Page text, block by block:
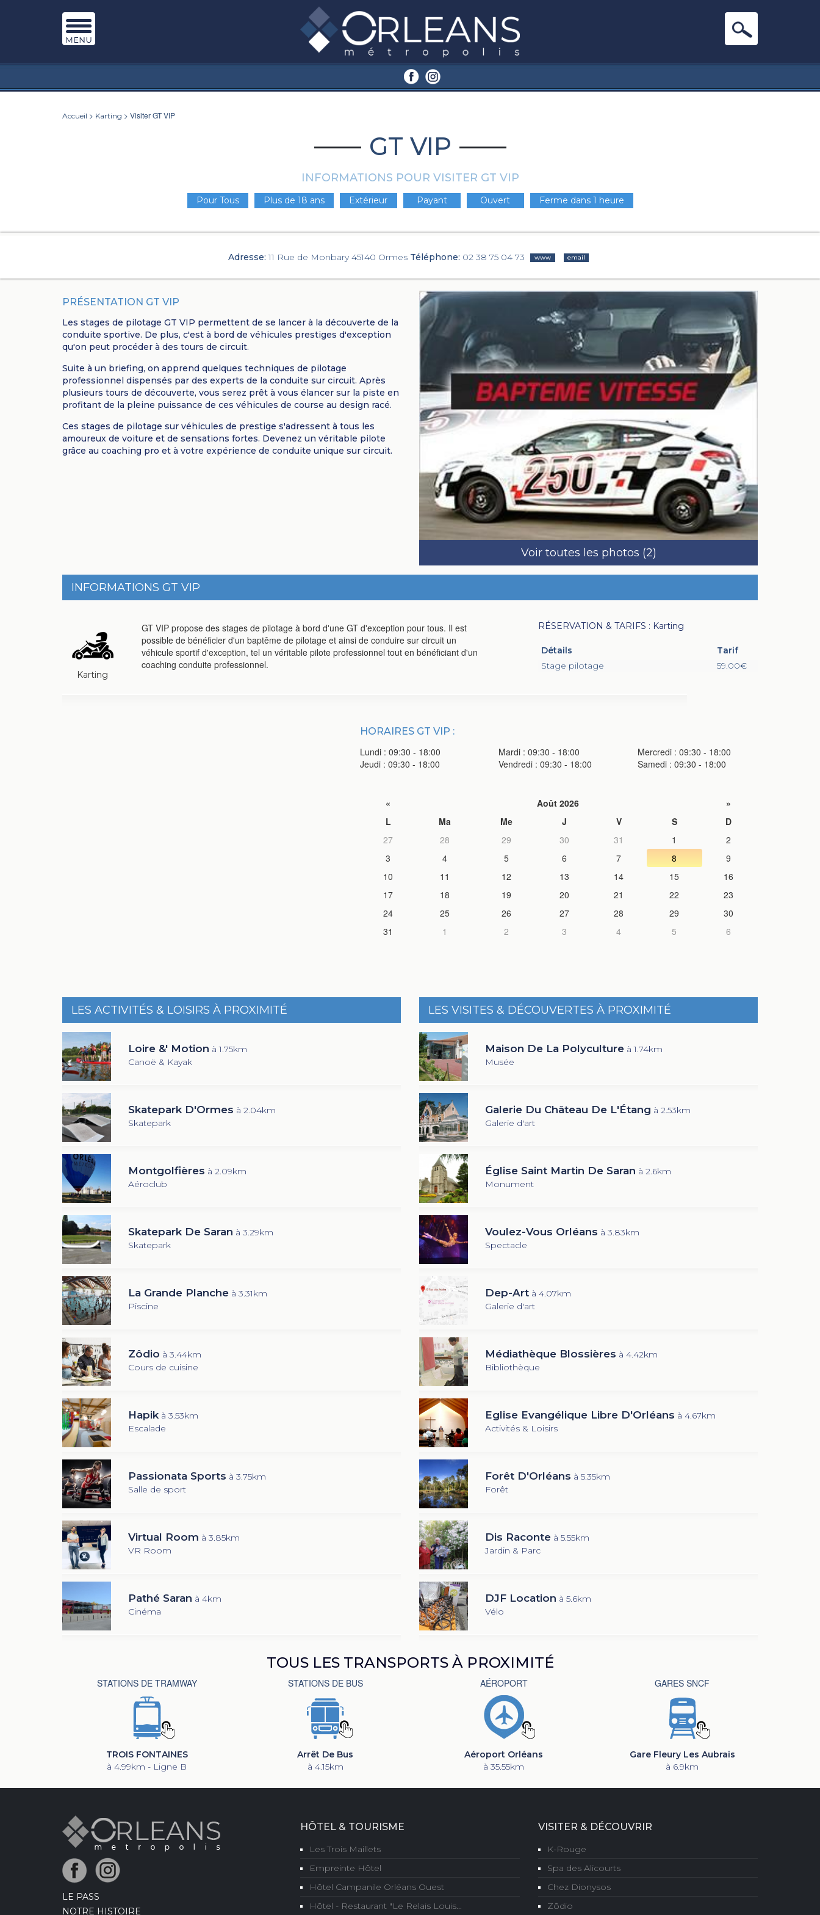
Accueil > Karting > Visiter GT VIP
GT VIP
INFORMATIONS POUR VISITER GT VIP
Pour Tous Plus de 18 ans Extérieur Payant Ouvert Ferme dans 1 heure
Adresse: 11 Rue de Monbary 45140 Ormes Téléphone: 02 38 75 04 73 www email
PRÉSENTATION GT VIP
Les stages de pilotage GT VIP permettent de se lancer à la découverte de la
conduite sportive. De plus, c'est à bord de véhicules prestiges d'exception
qu'on peut procéder à des tours de circuit.
Suite à un briefing, on apprend quelques techniques de pilotage
professionnel dispensés par des experts de la conduite sur circuit. Après
plusieurs tours de découverte, vous serez prêt à vous élancer sur la piste en
profitant de la pleine puissance de ces véhicules de course au design racé.
Ces stages de pilotage sur véhicules de prestige s'adressent à tous les
amoureux de voiture et de sensations fortes. Devenez un véritable pilote
grâce au coaching pro et à votre expérience de conduite unique sur circuit.
Voir toutes les photos (2)
INFORMATIONS GT VIP
Karting
GT VIP propose des stages de pilotage à bord d'une GT d'exception pour tous. Il est
possible de bénéficier d'un baptême de pilotage et ainsi de conduire sur circuit un
véhicule sportif d'exception, tel un véritable pilote professionnel tout en bénéficiant d'un
coaching conduite professionnel.
RÉSERVATION & TARIFS : Karting
Détails
Tarif
Stage pilotage
59.00€
HORAIRES GT VIP :
Lundi : 09:30 - 18:00 Mardi : 09:30 - 18:00
Mercredi : 09:30 - 18:00
Jeudi : 09:30 - 18:00
Vendredi : 09:30 - 18:00 Samedi : 09:30 - 18:00
« Août 2026
»
L
Ma Me J V S
D
27
28 29 30 31 1
2
3
4 5 6 7 8
9
10
11 12 13 14 15
16
17
18 19 20 21 22
23
24
25 26 27 28 29
30
31
1 2 3 4 5 6
LES ACTIVITÉS & LOISIRS À PROXIMITÉ
Loire &' Motion à 1.75km
Canoë & Kayak
Skatepark D'Ormes à 2.04km
Skatepark
Montgolfières à 2.09km
Aéroclub
Skatepark De Saran à 3.29km
Skatepark
La Grande Planche à 3.31km
Piscine
Zôdio à 3.44km
Cours de cuisine
Hapik à 3.53km
Escalade
Passionata Sports à 3.75km
Salle de sport
Virtual Room à 3.85km
VR Room
Pathé Saran à 4km
Cinéma
LES VISITES & DÉCOUVERTES À PROXIMITÉ
Maison De La Polyculture à 1.74km
Musée
Galerie Du Château De L'Étang à 2.53km
Galerie d'art
Église Saint Martin De Saran à 2.6km
Monument
Voulez-Vous Orléans à 3.83km
Spectacle
Dep-Art à 4.07km
Galerie d'art
Médiathèque Blossières à 4.42km
Bibliothèque
Eglise Evangélique Libre D'Orléans à 4.67km
Activités & Loisirs
Forêt D'Orléans à 5.35km
Forêt
Dis Raconte à 5.55km
Jardin & Parc
DJF Location à 5.6km
Vélo
TOUS LES TRANSPORTS À PROXIMITÉ
STATIONS DE TRAMWAY
TROIS FONTAINES
à 4.99km - Ligne B
STATIONS DE BUS
Arrêt De Bus
à 4.15km
AÉROPORT
Aéroport Orléans
à 35.55km
GARES SNCF
Gare Fleury Les Aubrais
à 6.9km
LE PASS
NOTRE HISTOIRE
HÔTEL & TOURISME
Les Trois Maillets
Empreinte Hôtel
Hôtel Campanile Orléans Ouest
Hôtel - Restaurant "Le Relais Louis...
VISITER & DÉCOUVRIR
K-Rouge
Spa des Alicourts
Chez Dionysos
Zôdio